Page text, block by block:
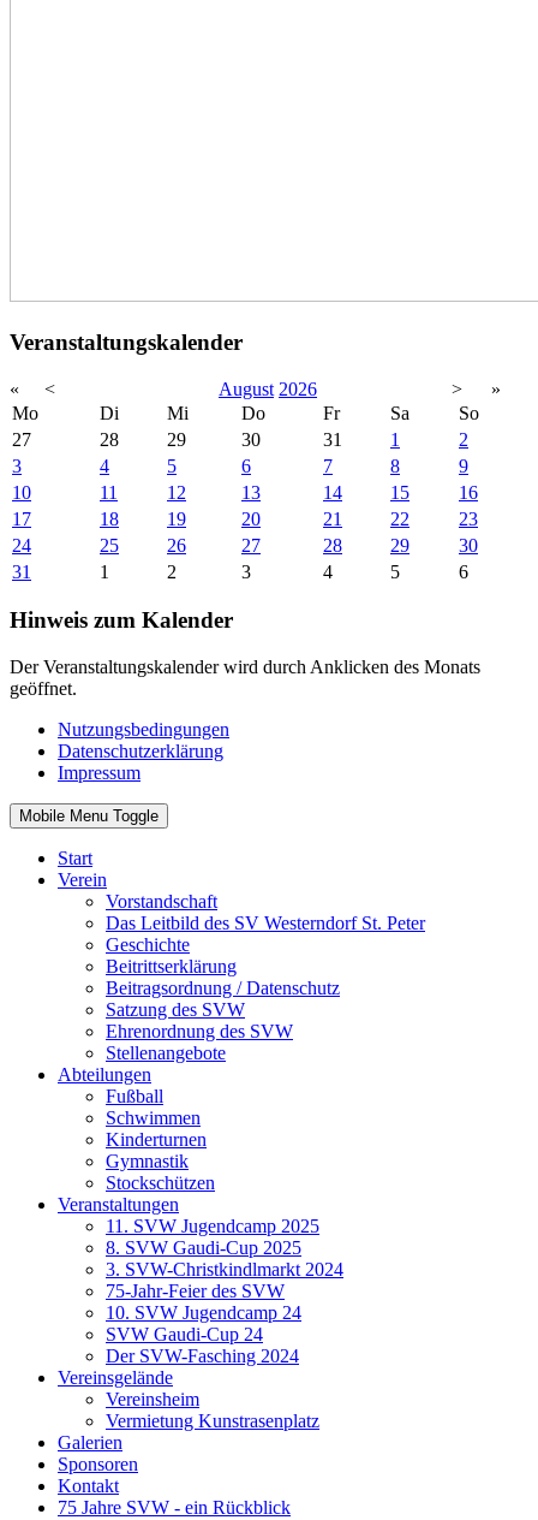
Veranstaltungskalender
« < August 2026 >
»
Mo
Di Mi Do Fr Sa
So
27
28 29 30 31 1
2
3
4 5 6 7 8
9
10
11 12 13 14 15
16
17
18 19 20 21 22
23
24
25 26 27 28 29
30
31
1 2 3 4 5 6
Hinweis zum Kalender
Der Veranstaltungskalender wird durch Anklicken des Monats
geöffnet.
Nutzungsbedingungen
Datenschutzerklärung
Impressum
Mobile Menu Toggle
Start
Verein
Vorstandschaft
Das Leitbild des SV Westerndorf St. Peter
Geschichte
Beitrittserklärung
Beitragsordnung / Datenschutz
Satzung des SVW
Ehrenordnung des SVW
Stellenangebote
Abteilungen
Fußball
Schwimmen
Kinderturnen
Gymnastik
Stockschützen
Veranstaltungen
11. SVW Jugendcamp 2025
8. SVW Gaudi-Cup 2025
3. SVW-Christkindlmarkt 2024
75-Jahr-Feier des SVW
10. SVW Jugendcamp 24
SVW Gaudi-Cup 24
Der SVW-Fasching 2024
Vereinsgelände
Vereinsheim
Vermietung Kunstrasenplatz
Galerien
Sponsoren
Kontakt
75 Jahre SVW - ein Rückblick